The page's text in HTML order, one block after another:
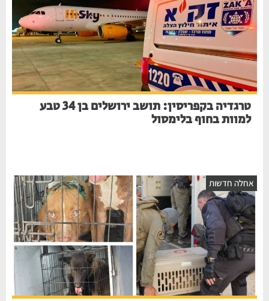
טרגדיה בקפריסין: תושב ירושלים בן 34 טבע
למוות בחוף בלימסול
אחלה חדשות